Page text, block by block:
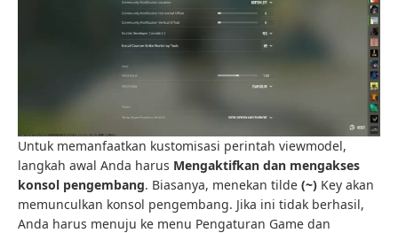
Untuk memanfaatkan kustomisasi perintah viewmodel,
langkah awal Anda harus Mengaktifkan dan mengakses
konsol pengembang. Biasanya, menekan tilde (~) Key akan
memunculkan konsol pengembang. Jika ini tidak berhasil,
Anda harus menuju ke menu Pengaturan Game dan